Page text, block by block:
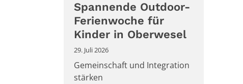
Spannende Outdoor-
Ferienwoche für
Kinder in Oberwesel
29. Juli 2026
Gemeinschaft und Integration
stärken